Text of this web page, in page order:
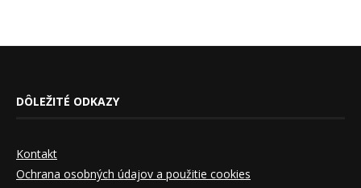
DÔLEŽITÉ ODKAZY
Kontakt
Ochrana osobných údajov a použitie cookies